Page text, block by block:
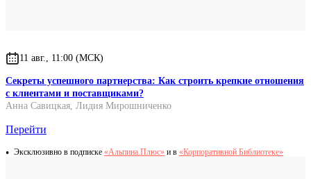
11 авг., 11:00 (МСК)
Секреты успешного партнерства: Как строить крепкие отношения
с клиентами и поставщиками?
Анна Савицкая, Лидия Мирошниченко
Перейти
Эксклюзивно в подписке «Альпина.Плюс» и в «Корпоративной Библиотеке»